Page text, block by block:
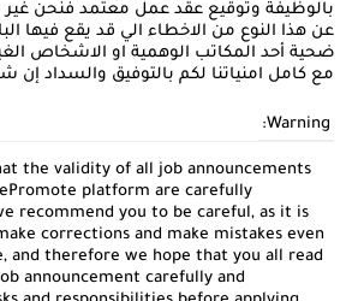
بالوظيفة وتوقيع عقد عمل معتمد فنحن
عن هذا النوع من الاخطاء الي قد يقع فيها
ضحية أحد المكاتب الوهمية او الاشخاص
مع كامل امنياتنا لكم بالتوفيق والسداد إن
Warning:
the validity of all job announcements
platform are carefully
recommend you to be careful, as it is
corrections and make mistakes even
and therefore we hope that you all read
announcement carefully and